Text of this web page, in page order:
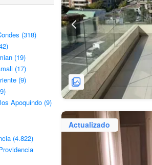
(318)
(19)
(17)
(9)
Apoquindo (9)
(4.822)
Actualizado